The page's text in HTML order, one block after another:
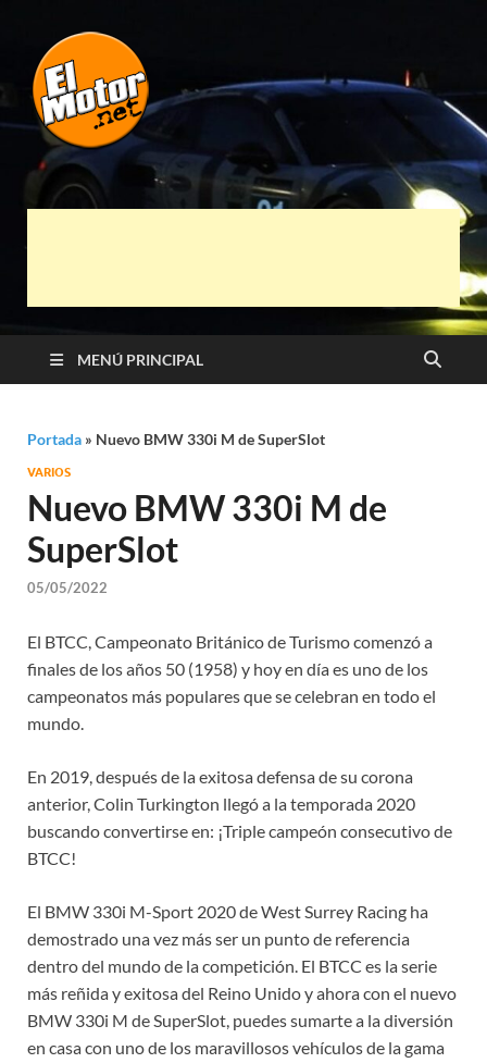
El Motor punto
Net
Automóviles
MENÚ PRINCIPAL
Portada » Nuevo BMW 330i M de SuperSlot
VARIOS
Nuevo BMW 330i M de
SuperSlot
05/05/2022
El BTCC, Campeonato Británico de Turismo comenzó a
finales de los años 50 (1958) y hoy en día es uno de los
campeonatos más populares que se celebran en todo el
mundo.
En 2019, después de la exitosa defensa de su corona
anterior, Colin Turkington llegó a la temporada 2020
buscando convertirse en: ¡Triple campeón consecutivo de
BTCC!
El BMW 330i M-Sport 2020 de West Surrey Racing ha
demostrado una vez más ser un punto de referencia
dentro del mundo de la competición. El BTCC es la serie
más reñida y exitosa del Reino Unido y ahora con el nuevo
BMW 330i M de SuperSlot, puedes sumarte a la diversión
en casa con uno de los maravillosos vehículos de la gama